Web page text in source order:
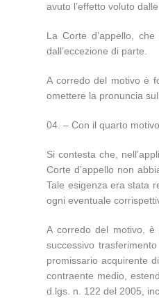
avuto l’effetto voluto dalle
La Corte d’appello,
dall’eccezione di parte.
A corredo del motivo è
omettere la pronuncia
– Con il quarto
Si contesta che,
Corte d’appello non
Tale esigenza era stata
ogni eventuale
A corredo del motivo, è
successivo
promissario acquirente
contraente medio,
d.lgs. n. 122 del 2005,